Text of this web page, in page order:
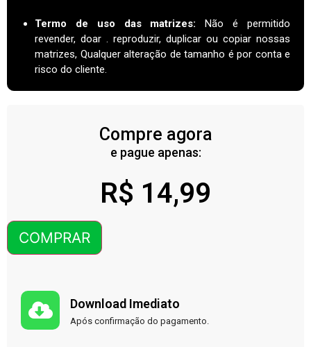
Termo de uso das matrizes:
Não é permitido
revender, doar . reproduzir, duplicar ou copiar nossas
matrizes, Qualquer alteração de tamanho é por conta e
risco do cliente.
Compre agora
e pague apenas:
R$ 14,99
COMPRAR
Download Imediato
Após confirmação do pagamento.